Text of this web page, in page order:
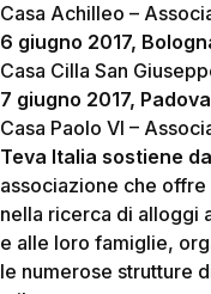
Casa Achilleo –
6 giugno 2017,
Casa Cilla San
7 giugno 2017, Padova
Casa Paolo VI –
Teva Italia sostiene
associazione che
nella ricerca di alloggi
e alle loro famiglie,
le numerose strutture